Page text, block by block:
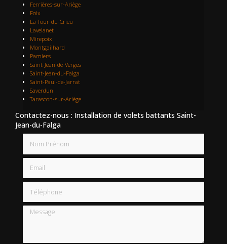
Ferrières-sur-Ariège
Foix
La Tour-du-Crieu
Lavelanet
Mirepoix
Montgailhard
Pamiers
Saint-Jean-de-Verges
Saint-Jean-du-Falga
Saint-Paul-de-Jarrat
Saverdun
Tarascon-sur-Ariège
Contactez-nous : Installation de volets battants Saint-
Jean-du-Falga
Email
Téléphone
Message